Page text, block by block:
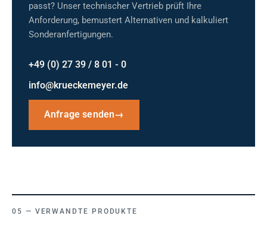
passt? Unser technischer Vertrieb prüft Ihre
Anforderung, bemustert Alternativen und kalkuliert
Sonderanfertigungen.
+49 (0) 27 39 / 8 01 - 0
info@krueckemeyer.de
Anfrage senden→
VERWANDTE PRODUKTE